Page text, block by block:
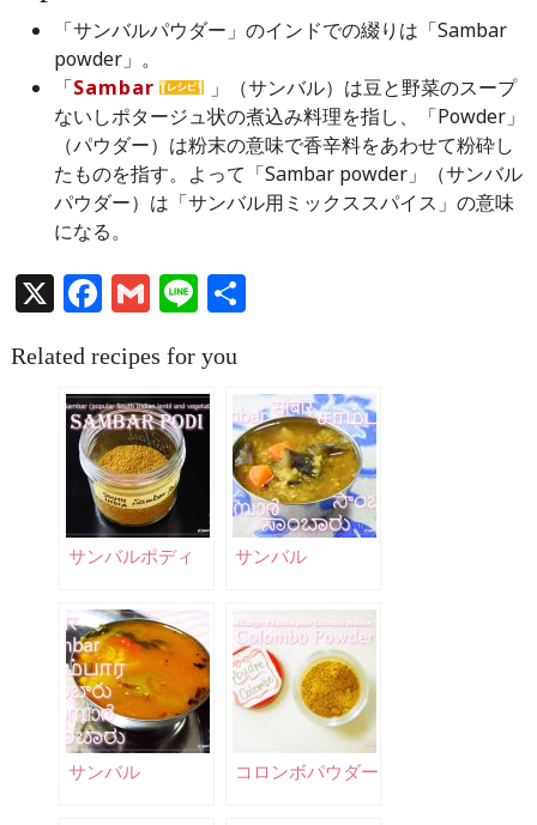
「サンバルパウダー」のインドでの綴りは「Sambar
powder」。
「Sambar
」（サンバル）は豆と野菜のスープ
ないしポタージュ状の煮込み料理を指し、「Powder」
（パウダー）は粉末の意味で香辛料をあわせて粉砕し
たものを指す。よって「Sambar powder」（サンバル
パウダー）は「サンバル用ミックススパイス」の意味
になる。
X Facebook
Gmail
Line共
Related recipes for you
サンバルポディ サンバル
サンバル コロンボパウダー